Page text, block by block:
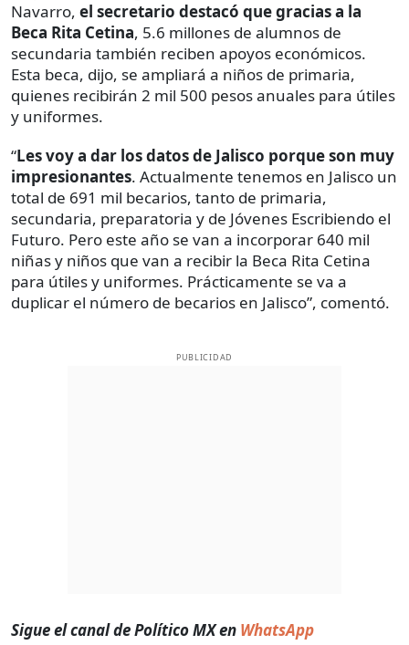
Navarro, el secretario destacó que gracias a la
Beca Rita Cetina, 5.6 millones de alumnos de
secundaria también reciben apoyos económicos.
Esta beca, dijo, se ampliará a niños de primaria,
quienes recibirán 2 mil 500 pesos anuales para útiles
y uniformes.
“Les voy a dar los datos de Jalisco porque son muy
impresionantes. Actualmente tenemos en Jalisco un
total de 691 mil becarios, tanto de primaria,
secundaria, preparatoria y de Jóvenes Escribiendo el
Futuro. Pero este año se van a incorporar 640 mil
niñas y niños que van a recibir la Beca Rita Cetina
para útiles y uniformes. Prácticamente se va a
duplicar el número de becarios en Jalisco”, comentó.
PUBLICIDAD
Sigue el canal de Político MX en WhatsApp